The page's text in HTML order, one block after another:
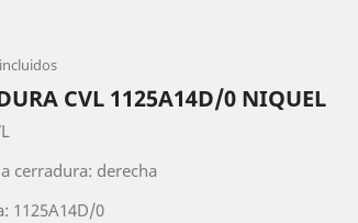
CVL 1125A14D/0 NIQUEL
cerradura: derecha
1125A14D/0